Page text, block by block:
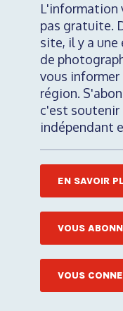
L'information
pas gratuite.
site, il y a
de
vous
région.
c'est soutenir
indépendant
EN SAVOIR
VOUS
VOUS